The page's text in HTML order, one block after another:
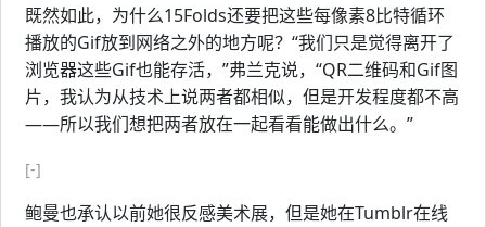
既然如此，为什么15Folds还要把这些每像素8比特循环
播放的Gif放到网络之外的地方呢？“我们只是觉得离开了
浏览器这些Gif也能存活，”弗兰克说，“QR二维码和Gif图
片，我认为从技术上说两者都相似，但是开发程度都不高
——所以我们想把两者放在一起看看能做出什么。”
[-]
鲍曼也承认以前她很反感美术展，但是她在Tumblr在线